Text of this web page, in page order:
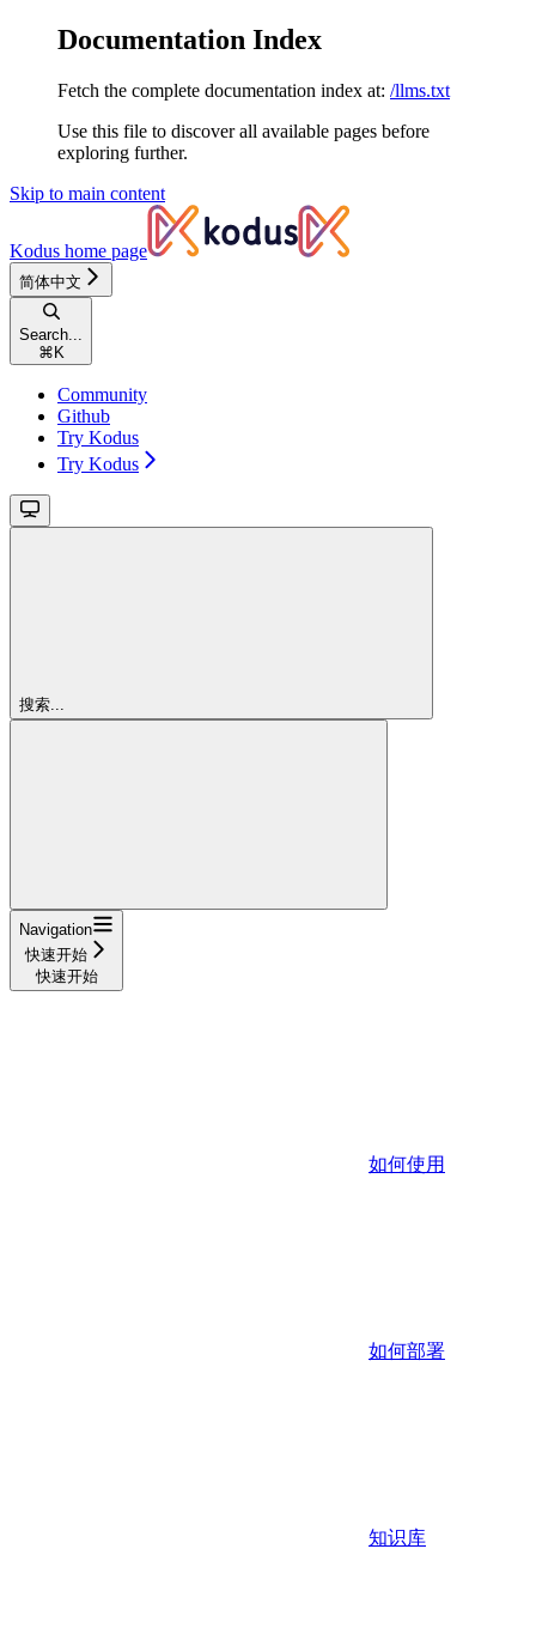
Documentation Index
Fetch the complete documentation index at: /llms.txt
Use this file to discover all available pages before
exploring further.
Skip to main content
Kodus home page
简体中文
Search...
⌘ K
Community
Github
Try Kodus
Try Kodus
搜索...
Navigation
快速开始
快速开始
如何使用
如何部署
知识库